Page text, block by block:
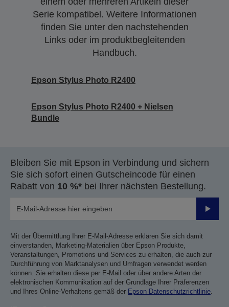
Serie kompatibel. Weitere Informationen
finden Sie unter den nachstehenden
Links oder im produktbegleitenden
Handbuch.
Epson Stylus Photo R2400
Epson Stylus Photo R2400 + Nielsen
Bundle
Bleiben Sie mit Epson in Verbindung und sichern
Sie sich sofort einen Gutscheincode für einen
Rabatt von 10 %* bei Ihrer nächsten Bestellung.
Mit der Übermittlung Ihrer E-Mail-Adresse erklären Sie sich damit
einverstanden, Marketing-Materialien über Epson Produkte,
Veranstaltungen, Promotions und Services zu erhalten, die auch zur
Durchführung von Marktanalysen und Umfragen verwendet werden
können. Sie erhalten diese per E-Mail oder über andere Arten der
elektronischen Kommunikation auf der Grundlage Ihrer Präferenzen
und Ihres Online-Verhaltens gemäß der Epson Datenschutzrichtlinie